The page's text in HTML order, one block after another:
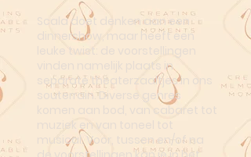
Scala doet denken aan een
dinnershow, maar heeft een
leuke twist: de voorstellingen
vinden namelijk plaats in
separate theaterzaaltjes in ons
souterrain. Diverse genres
komen aan bod, van cabaret tot
muziek en van toneel tot
musical. Voor, tussen en/of na